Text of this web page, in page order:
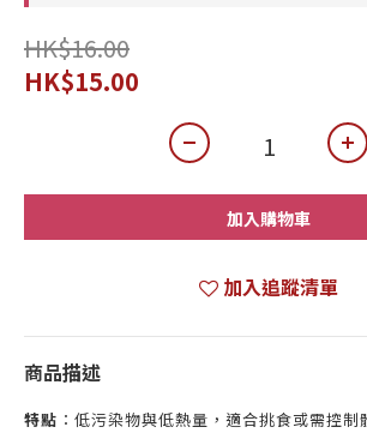
HK$16.00
HK$15.00
加入購物車
加入追蹤清單
商品描述
特點 ：低污染物與低熱量，適合挑食或需控制